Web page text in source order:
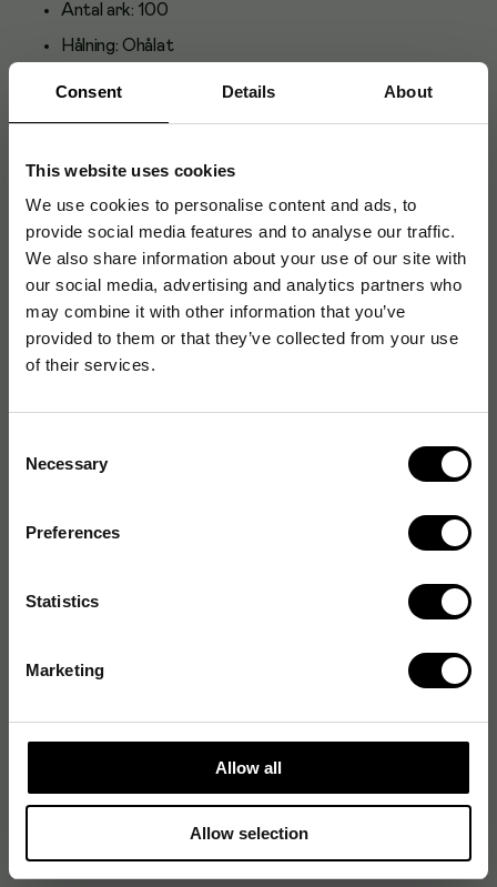
Consent Details About
This website uses cookies
We use cookies to personalise content and ads, to
provide social media features and to analyse our traffic.
We also share information about your use of our site with
our social media, advertising and analytics partners who
may combine it with other information that you’ve
provided to them or that they’ve collected from your use
of their services.
Selection
Necessary
Preferences
Statistics
Marketing
Allow all
Allow selection
Antal ark: 100
Hålning: Ohålat
Artikelnummer: 163670
EAN: 5904017032786
Produktspecifikationer
Sidlayout Olinjerat
Format
Omslagsmaterial
Nej